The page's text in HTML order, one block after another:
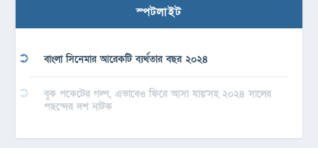
স্পটলাইট
বাংলা সিনেমার আরেকটি ব্যর্থতার বছর ২০২৪
বুক পকেটের গল্প, এভাবেও ফিরে আসা যায়’সহ ২০২৪ সালের
পছন্দের দশ নাটক